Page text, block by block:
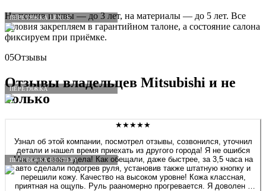
ПЕРЕТЯЖКА LEXUS
ПЕРЕТЯЖКА
ПЕРЕТЯЖКА BENTLEY
На пошив и швы — до 3 лет, на материалы — до 5 лет. Все
условия закрепляем в гарантийном талоне, а состояние салона
фиксируем при приёмке.
05Отзывы
Отзывы владельцев Mitsubishi и не
только
★★★★★
Узнал об этой компании, посмотрел отзывы, созвонился, уточнил
детали и нашел время приехать из другого города! Я не ошибся
Мастера своего дела! Как обещали, даже быстрее, за 3,5 часа на
авто сделали подогрев руля, установив также штатную кнопку и
перешили кожу. Качество на высоком уровне! Кожа классная,
приятная на ощупь. Руль рааномерно прогревается. Я доволен и